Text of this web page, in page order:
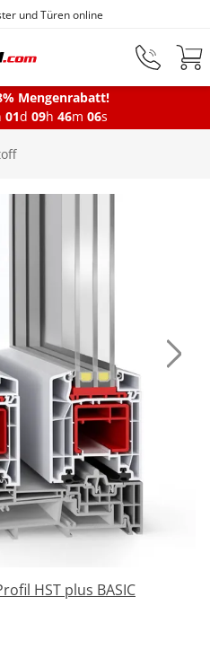
springen
und Türen online
Mengenrabatt!
01d 09h 46m 06s
HST plus BASIC